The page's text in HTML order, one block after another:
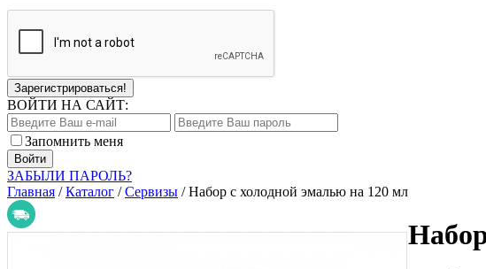
Зарегистрироваться!
ВОЙТИ НА САЙТ:
Запомнить меня
ЗАБЫЛИ ПАРОЛЬ?
Главная /Каталог /Сервизы /Набор с холодной эмалью на 120 мл